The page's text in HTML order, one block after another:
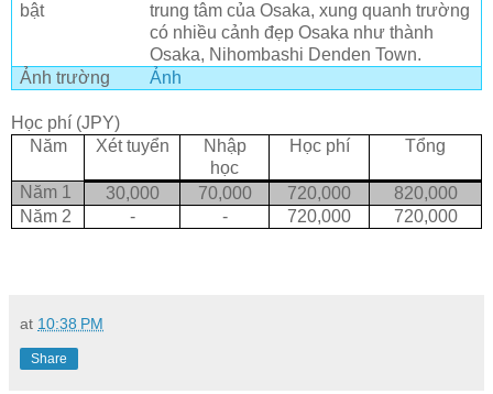
bật
trung tâm của Osaka, xung quanh trường
có nhiều cảnh đẹp Osaka như thành
Osaka, Nihombashi Denden Town.
Ảnh trường
Ảnh
Học phí (JPY)
Năm
Xét tuyển
Nhập
học
Học phí Tổng
Năm 1 30,000 70,000 720,000
820,000
Năm 2
- - 720,000 720,000
at 10:38 PM
Share